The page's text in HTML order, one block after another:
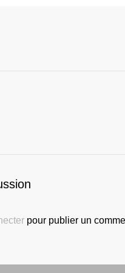
pour publier un